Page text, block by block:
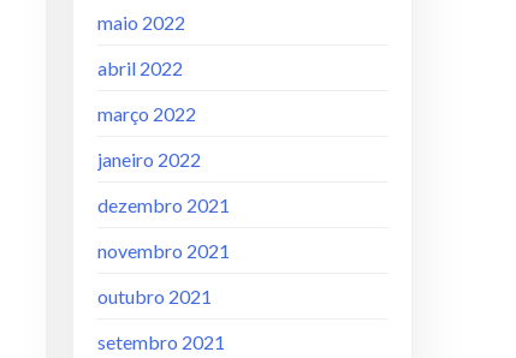
maio 2022
abril 2022
março 2022
janeiro 2022
dezembro 2021
novembro 2021
outubro 2021
setembro 2021